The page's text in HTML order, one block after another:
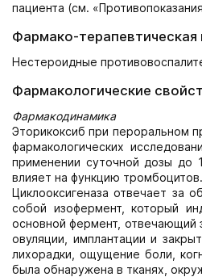
пациента (см.
Фармако-терапевтическая
Нестероидные
Фармакологические
Фармакодинамика
Эторикоксиб при пероральном
фармакологических
применении суточной дозы до
влияет на функцию тромбоцитов.
Циклооксигеназа отвечает за
собой изофермент, который
основной фермент, отвечающий
овуляции, имплантации и
лихорадки, ощущение боли,
была обнаружена в тканях,